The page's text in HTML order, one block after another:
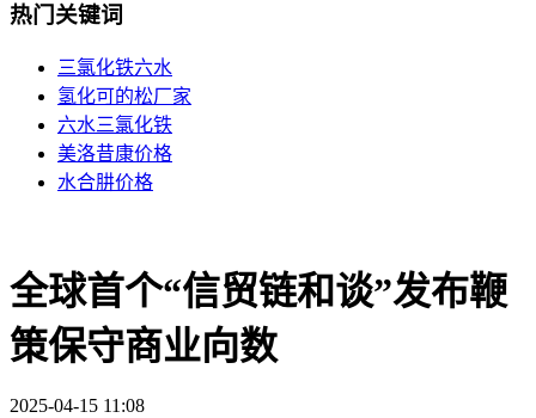
热门关键词
三氯化铁六水
氢化可的松厂家
六水三氯化铁
美洛昔康价格
水合肼价格
全球首个“信贸链和谈”发布鞭
策保守商业向数
2025-04-15 11:08